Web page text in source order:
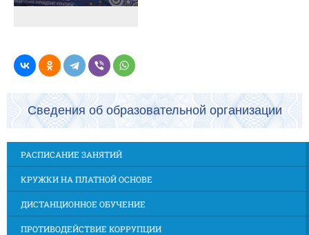
Сведения об образовательной организации
РАСПИСАНИЕ ЗАНЯТИЙ
КРУЖКИ НА ПЛАТНОЙ ОСНОВЕ
ДИСТАНЦИОННОЕ ОБУЧЕНИЕ
ПРОТИВОДЕЙСТВИЕ КОРРУПЦИИ